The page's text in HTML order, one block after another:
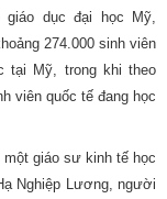
giáo dục đại học Mỹ,
274.000 sinh viên
tại Mỹ, trong khi theo
viên quốc tế đang học
giáo sư kinh tế học
Nghiệp Lương, người